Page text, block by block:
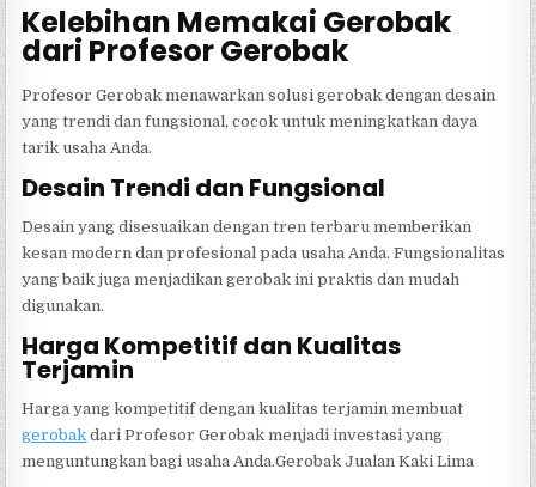
Kelebihan Memakai Gerobak
dari Profesor Gerobak
Profesor Gerobak menawarkan solusi gerobak dengan desain
yang trendi dan fungsional, cocok untuk meningkatkan daya
tarik usaha Anda.
Desain Trendi dan Fungsional
Desain yang disesuaikan dengan tren terbaru memberikan
kesan modern dan profesional pada usaha Anda. Fungsionalitas
yang baik juga menjadikan gerobak ini praktis dan mudah
digunakan.
Harga Kompetitif dan Kualitas
Terjamin
Harga yang kompetitif dengan kualitas terjamin membuat
gerobak dari Profesor Gerobak menjadi investasi yang
menguntungkan bagi usaha Anda.Gerobak Jualan Kaki Lima